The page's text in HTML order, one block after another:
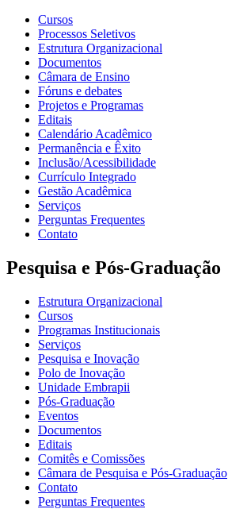
Cursos
Processos Seletivos
Estrutura Organizacional
Documentos
Câmara de Ensino
Fóruns e debates
Projetos e Programas
Editais
Calendário Acadêmico
Permanência e Êxito
Inclusão/Acessibilidade
Currículo Integrado
Gestão Acadêmica
Serviços
Perguntas Frequentes
Contato
Pesquisa e Pós-Graduação
Estrutura Organizacional
Cursos
Programas Institucionais
Serviços
Pesquisa e Inovação
Polo de Inovação
Unidade Embrapii
Pós-Graduação
Eventos
Documentos
Editais
Comitês e Comissões
Câmara de Pesquisa e Pós-Graduação
Contato
Perguntas Frequentes